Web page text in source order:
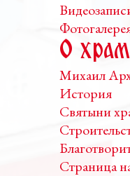
О
Михаил
История
Святыни
Страница